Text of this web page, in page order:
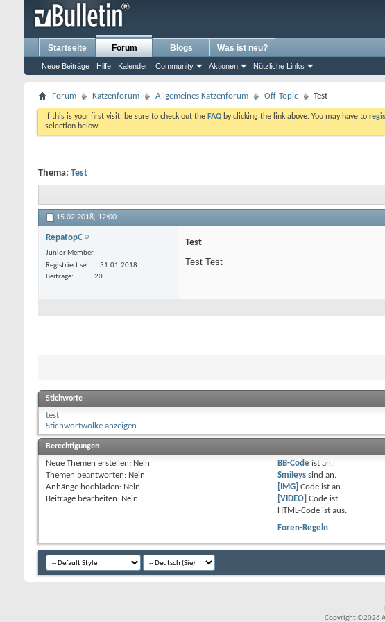
Startseite Forum
Neue Beiträge Hilfe Kalender Community Aktionen Nützliche Links
Blogs Was ist neu?
Forum Katzenforum Allgemeines Katzenforum Off-Topic Test
If this is your first visit, be sure to check out the FAQ by clicking the link above. You may have to
selection below.
Thema: Test
15.02.2018, 12:00
RepatopC
Junior Member
Registriert seit
31.01.2018
Beiträge
20
Test
Test Test
Stichworte
test
Stichwortwolke anzeigen
Berechtigungen
Neue Themen erstellen: Nein
Themen beantworten: Nein
Anhänge hochladen: Nein
Beiträge bearbeiten: Nein
BB-Code istan.
Smileys sindan.
[IMG] Code istan.
[VIDEO] Code ist .
HTML-Code istaus.
Foren-Regeln
Copyright ©2026